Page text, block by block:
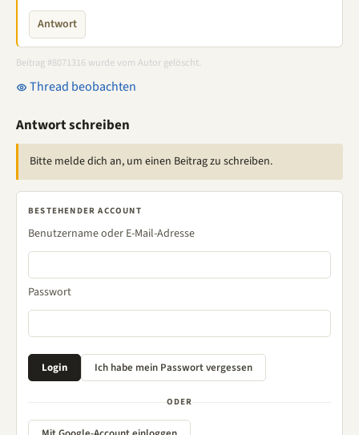
Antwort
Beitrag #8071316 wurde vom Autor gelöscht.
Thread beobachten
Antwort schreiben
Bitte melde dich an, um einen Beitrag zu schreiben.
BESTEHENDER ACCOUNT
Benutzername oder E-Mail-Adresse
Passwort
ODER